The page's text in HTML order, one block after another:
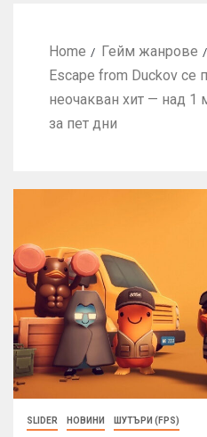
Home Гейм жанрове
Escape from Duckov се
неочакван хит — над 1
за пет дни
SLIDER НОВИНИ ШУТЪРИ (FPS)